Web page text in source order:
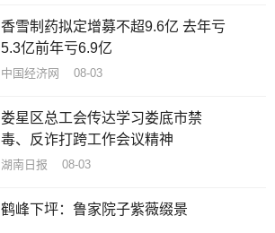
香雪制药拟定增募不超9.6亿 去年亏
5.3亿前年亏6.9亿
中国经济网 08-03
娄星区总工会传达学习娄底市禁
毒、反诈打跨工作会议精神
湖南日报 08-03
鹤峰下坪：鲁家院子紫薇缀景